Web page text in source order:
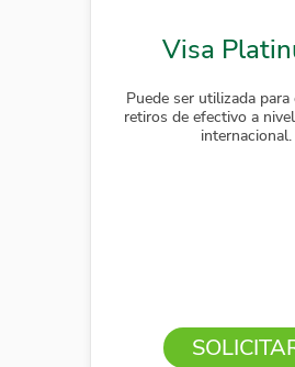
Visa
Puede ser utilizada
retiros de efectivo a
internacional.